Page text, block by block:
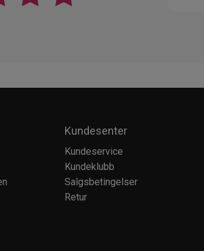
Kundesenter
Kundeservice
Kundeklubb
Salgsbetingelser
Retur